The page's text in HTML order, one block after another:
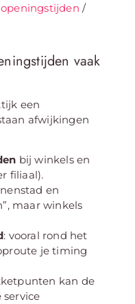
/
vaak
een
afwijkingen
bij winkels en
filiaal).
en
maar winkels
: vooral rond het
je timing
kan de